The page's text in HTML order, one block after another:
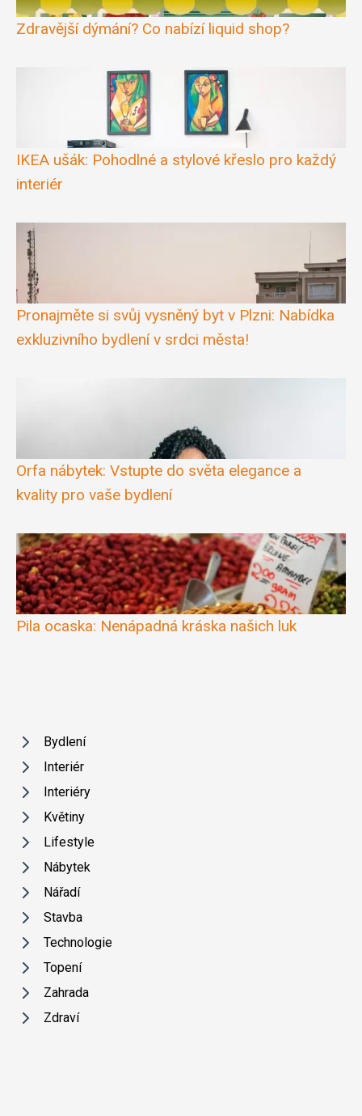
Zdravější dýmání? Co nabízí liquid shop?
IKEA ušák: Pohodlné a stylové křeslo pro každý
interiér
Pronajměte si svůj vysněný byt v Plzni: Nabídka
exkluzivního bydlení v srdci města!
Orfa nábytek: Vstupte do světa elegance a
kvality pro vaše bydlení
Pila ocaska: Nenápadná kráska našich luk
Bydlení
Interiér
Interiéry
Květiny
Lifestyle
Nábytek
Nářadí
Stavba
Technologie
Topení
Zahrada
Zdraví